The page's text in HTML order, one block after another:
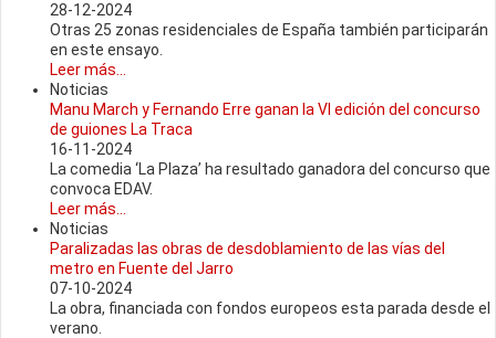
28-12-2024
Otras 25 zonas residenciales de España también participarán
en este ensayo.
Leer más...
Noticias
Manu March y Fernando Erre ganan la VI edición del concurso
de guiones La Traca
16-11-2024
La comedia ‘La Plaza’ ha resultado ganadora del concurso que
convoca EDAV.
Leer más...
Noticias
Paralizadas las obras de desdoblamiento de las vías del
metro en Fuente del Jarro
07-10-2024
La obra, financiada con fondos europeos esta parada desde el
verano.